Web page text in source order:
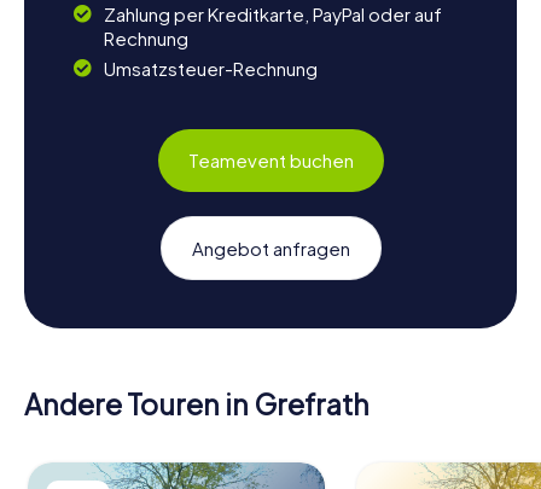
Zahlung per Kreditkarte, PayPal oder auf
Rechnung
Umsatzsteuer-Rechnung
Teamevent buchen
Angebot anfragen
Andere Touren in Grefrath